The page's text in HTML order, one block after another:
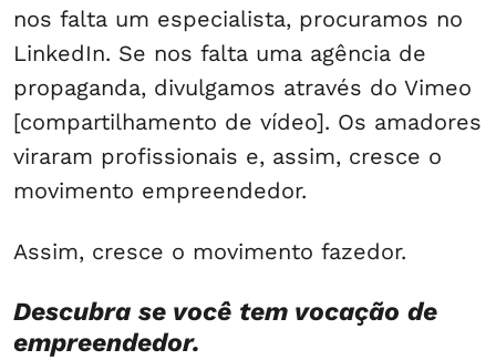
nos falta um especialista, procuramos no
LinkedIn. Se nos falta uma agência de
propaganda, divulgamos através do Vimeo
[compartilhamento de vídeo]. Os amadores
viraram profissionais e, assim, cresce o
movimento empreendedor.
Assim, cresce o movimento fazedor.
Descubra se você tem vocação de
empreendedor.